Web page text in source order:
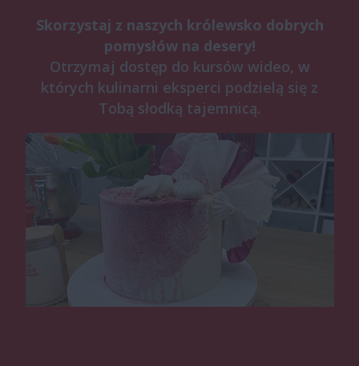
Skorzystaj z naszych królewsko dobrych
pomysłów na desery!
Otrzymaj dostęp do kursów wideo, w
których kulinarni eksperci podzielą się z
Tobą słodką tajemnicą.